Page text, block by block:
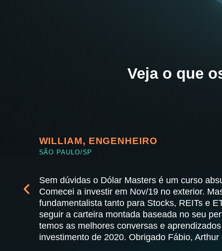
Veja o que
WILLIAM, ENGENHEIRO
SÃO PAULO/SP
Sem dúvidas o Dólar Masters é um curso
Comecei a investir em Nov/19 no exterior.
fundamentalista tanto para Stocks, REITs e
seguir a carteira montada baseada no seu
temos as melhores conversas e
investimento de 2020. Obrigado Fábio,